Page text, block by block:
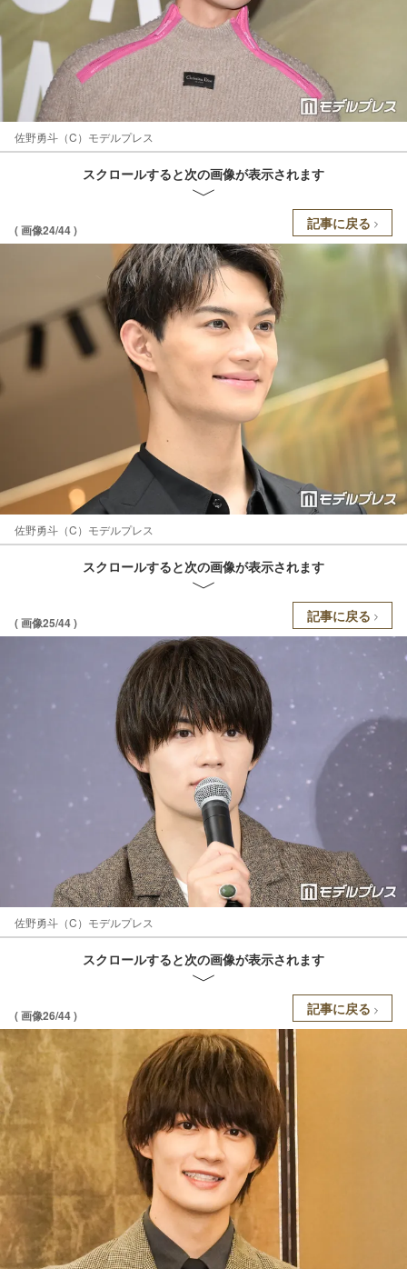
佐野勇斗（C）モデルプレス
スクロールすると次の画像が表示されます
( 画像24/44 ) 記事に戻る
佐野勇斗（C）モデルプレス
スクロールすると次の画像が表示されます
( 画像25/44 ) 記事に戻る
佐野勇斗（C）モデルプレス
スクロールすると次の画像が表示されます
( 画像26/44 ) 記事に戻る